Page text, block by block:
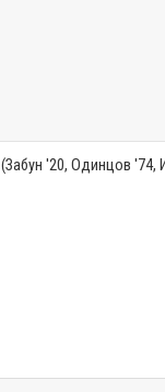
(Забун '20, Одинцов '74,